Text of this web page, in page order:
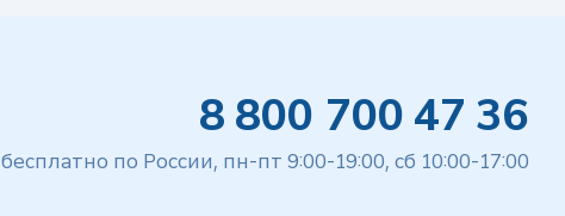
8 800 700 47 36
бесплатно по России, пн-пт 9:00-19:00, сб 10:00-17:00